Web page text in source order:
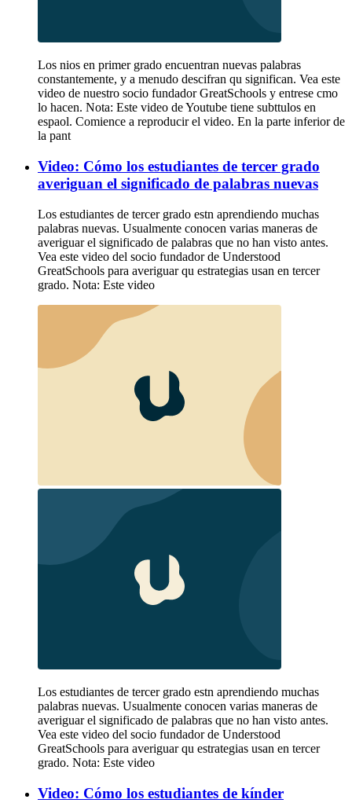
Los nios en primer grado encuentran nuevas palabras
constantemente, y a menudo descifran qu significan. Vea este
video de nuestro socio fundador GreatSchools y entrese cmo
lo hacen. Nota: Este video de Youtube tiene subttulos en
espaol. Comience a reproducir el video. En la parte inferior de
la pant
Video: Cómo los estudiantes de tercer grado
averiguan el significado de palabras nuevas
Los estudiantes de tercer grado estn aprendiendo muchas
palabras nuevas. Usualmente conocen varias maneras de
averiguar el significado de palabras que no han visto antes.
Vea este video del socio fundador de Understood
GreatSchools para averiguar qu estrategias usan en tercer
grado. Nota: Este video
Los estudiantes de tercer grado estn aprendiendo muchas
palabras nuevas. Usualmente conocen varias maneras de
averiguar el significado de palabras que no han visto antes.
Vea este video del socio fundador de Understood
GreatSchools para averiguar qu estrategias usan en tercer
grado. Nota: Este video
Video: Cómo los estudiantes de kínder